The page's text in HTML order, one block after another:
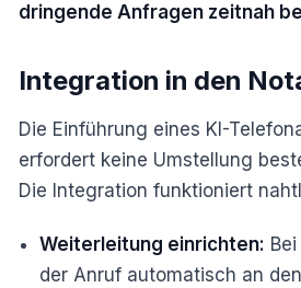
dringende Anfragen zeitnah
Integration in den
Die Einführung eines KI-
erfordert keine Umstellung
Die Integration funktioniert
Weiterleitung einrichten:
der Anruf automatisch an